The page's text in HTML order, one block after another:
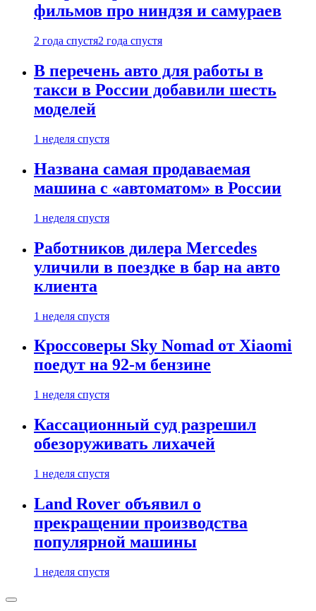
фильмов про ниндзя и самураев
2 года спустя2 года спустя
В перечень авто для работы в
такси в России добавили шесть
моделей
1 неделя спустя
Названа самая продаваемая
машина с «автоматом» в России
1 неделя спустя
Работников дилера Mercedes
уличили в поездке в бар на авто
клиента
1 неделя спустя
Кроссоверы Sky Nomad от Xiaomi
поедут на 92-м бензине
1 неделя спустя
Кассационный суд разрешил
обезоруживать лихачей
1 неделя спустя
Land Rover объявил о
прекращении производства
популярной машины
1 неделя спустя